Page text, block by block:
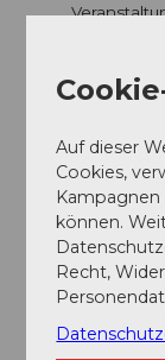
Essen und
Theater Uri
Schützengasse
6460Altdorf
Website
Auf dieser
Cookies,
können.
Recht,